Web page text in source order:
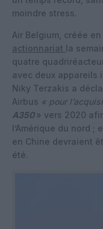
moindre stress.
Air Belgium, créée en
actionnariat la
quatre
avec deux appareils
Niky Terzakis a
Airbus « pour
A350 » vers 2020
l’Amérique du nord ;
en Chine devraient
été.